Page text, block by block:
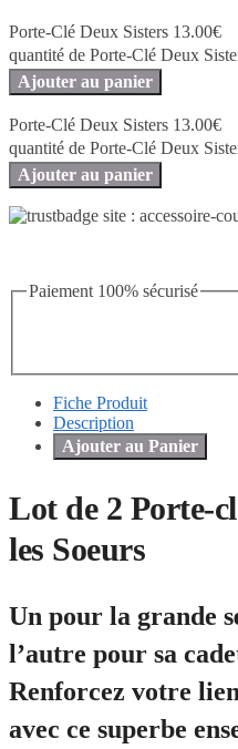
Porte-Clé Deux Sisters 13.00€
quantité de Porte-Clé Deux
Ajouter au panier
Porte-Clé Deux Sisters 13.00€
quantité de Porte-Clé Deux
Ajouter au panier
Paiement 100% sécurisé
Fiche Produit
Description
Ajouter au Panier
Lot de 2 Porte-
les Soeurs
Un pour la grande
l’autre pour sa
Renforcez votre
avec ce superbe